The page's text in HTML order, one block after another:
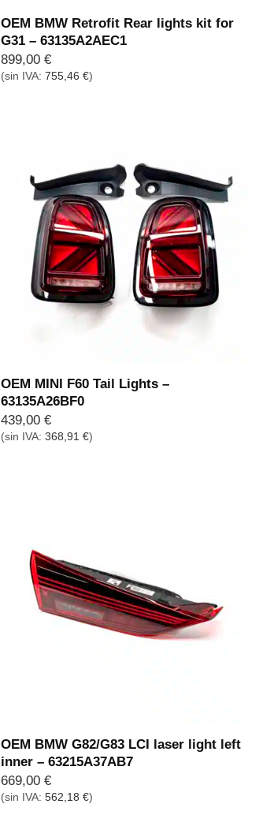
OEM BMW Retrofit Rear lights kit for
G31 – 63135A2AEC1
899,00€
(sin IVA:755,46€)
OEM MINI F60 Tail Lights –
63135A26BF0
439,00€
(sin IVA:368,91€)
OEM BMW G82/G83 LCI laser light left
inner – 63215A37AB7
669,00€
(sin IVA:562,18€)